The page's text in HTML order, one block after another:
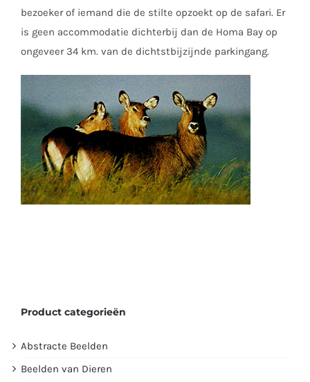
bezoeker of iemand die de stilte opzoekt op de safari. Er
is geen accommodatie dichterbij dan de Homa Bay op
ongeveer 34 km. van de dichtstbijzijnde parkingang.
Product categorieën
Abstracte Beelden
Beelden van Dieren